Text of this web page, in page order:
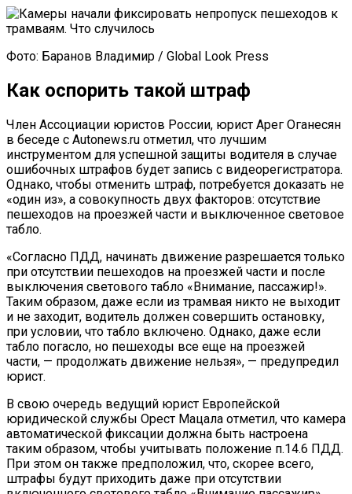
Фото: Баранов Владимир / Global Look Press
Как оспорить такой штраф
Член Ассоциации юристов России, юрист Арег Оганесян
в беседе с Autonews.ru отметил, что лучшим
инструментом для успешной защиты водителя в случае
ошибочных штрафов будет запись с видеорегистратора.
Однако, чтобы отменить штраф, потребуется доказать не
«один из», а совокупность двух факторов: отсутствие
пешеходов на проезжей части и выключенное световое
табло.
«Согласно ПДД, начинать движение разрешается только
при отсутствии пешеходов на проезжей части и после
выключения светового табло «Внимание, пассажир!».
Таким образом, даже если из трамвая никто не выходит
и не заходит, водитель должен совершить остановку,
при условии, что табло включено. Однако, даже если
табло погасло, но пешеходы все еще на проезжей
части, — продолжать движение нельзя», — предупредил
юрист.
В свою очередь ведущий юрист Европейской
юридической службы Орест Мацала отметил, что камера
автоматической фиксации должна быть настроена
таким образом, чтобы учитывать положение п.14.6 ПДД.
При этом он также предположил, что, скорее всего,
штрафы будут приходить даже при отсутствии